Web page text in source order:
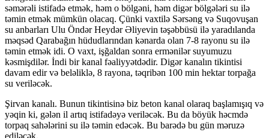
səmərəli istifadə etmək, həm o bölgəni, həm digər bölgələri su ilə
təmin etmək mümkün olacaq. Çünki vaxtilə Sərsəng və Suqovuşan
su anbarları Ulu Öndər Heydər Əliyevin təşəbbüsü ilə yaradılanda
məqsəd Qarabağın hüdudlarından kənarda olan 7-8 rayonu su ilə
təmin etmək idi. O vaxt, işğaldan sonra ermənilər suyumuzu
kəsmişdilər. İndi bir kanal fəaliyyətdədir. Digər kanalın tikintisi
davam edir və beləliklə, 8 rayona, təqribən 100 min hektar torpağa
su veriləcək.
Şirvan kanalı. Bunun tikintisinə biz beton kanal olaraq başlamışıq və
yəqin ki, gələn il artıq istifadəyə veriləcək. Bu da böyük həcmdə
torpaq sahələrini su ilə təmin edəcək. Bu barədə bu gün məruzə
ediləcək.